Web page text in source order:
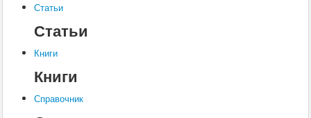
Книги
Услуги
Контакты
Шкатулки
Статьи
Статьи
Книги
Книги
Справочник